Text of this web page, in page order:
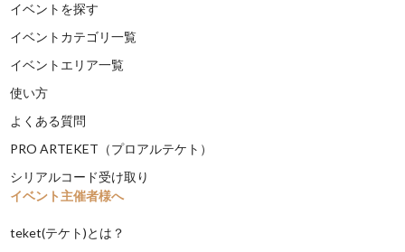
イベントを探す
イベントカテゴリ一覧
イベントエリア一覧
使い方
よくある質問
PRO ARTEKET（プロアルテケト）
シリアルコード受け取り
イベント主催者様へ
teket(テケト)とは？